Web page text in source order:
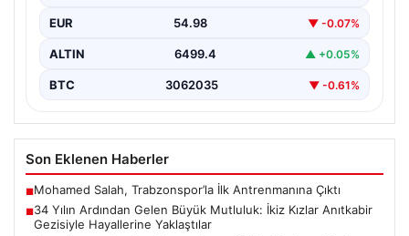
EUR 54.98 ▼ -0.07%
ALTIN 6499.4 ▲ +0.05%
BTC 3062035 ▼ -0.61%
Son Eklenen Haberler
■Mohamed Salah, Trabzonspor’la İlk Antrenmanına Çıktı
■34 Yılın Ardından Gelen Büyük Mutluluk: İkiz Kızlar Anıtkabir
Gezisiyle Hayallerine Yaklaştılar